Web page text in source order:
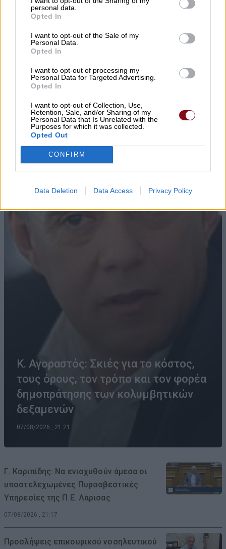
personal data.
Opted In
I want to opt-out of the Sale of my
Personal Data.
Opted In
I want to opt-out of processing my
Personal Data for Targeted Advertising.
Opted In
I want to opt-out of Collection, Use,
Retention, Sale, and/or Sharing of my
Personal Data that Is Unrelated with the
Purposes for which it was collected.
Opted Out
CONFIRM
Data Deletion Data Access Privacy Policy
▌ΤΕΛΕΥΤΑΙΑ ΝΕΑ
Κ. Αγοραστός: Σκιές για το κόστος,
τους όρους, τον τρόπο και τον φορέα
δημοπράτησης των κολυμβητικών
δεξαμενών
07/08/2026 , 21:21
Γ. Καριπίδης: Να ενισχυθούν άμεσα οι
υποστελεχωμένες Πυροσβεστικές
Υπηρεσίες της Π.Ε. Λάρισας
07/08/2026 , 21:17
Προσλήψεις επικουρικού νοσηλευτικού